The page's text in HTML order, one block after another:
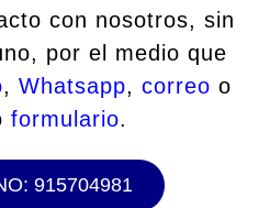
con nosotros, sin
por el medio que
, Whatsapp, correo o
formulario.
915704981